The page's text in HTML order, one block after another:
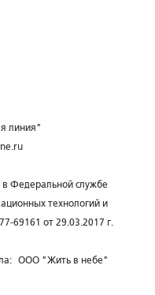
линия"
в Федеральной службе
технологий и
69161 от 29.03.2017 г.
ООО "Жить в небе"